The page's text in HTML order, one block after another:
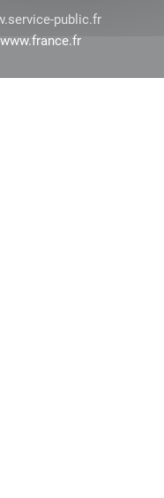
public.fr
www.france.fr